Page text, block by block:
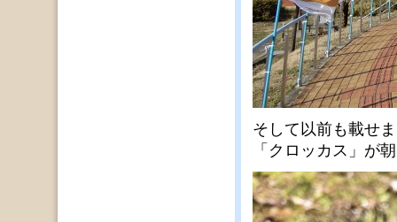
そして以前も載せ
「クロッカス」が